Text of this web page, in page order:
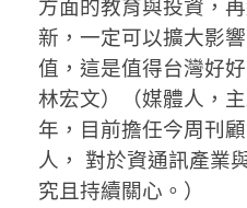
方面的教育與投資，
新，一定可以擴大影
值，這是值得台灣好
林宏文）（媒體人，
年，目前擔任今周刊
人， 對於資通訊產業
究且持續關心。）